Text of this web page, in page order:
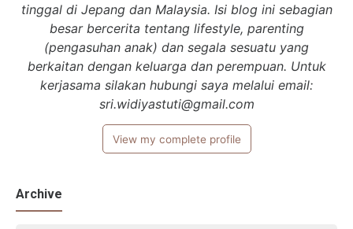
tinggal di Jepang dan Malaysia. Isi blog ini sebagian
besar bercerita tentang lifestyle, parenting
(pengasuhan anak) dan segala sesuatu yang
berkaitan dengan keluarga dan perempuan. Untuk
kerjasama silakan hubungi saya melalui email:
sri.widiyastuti@gmail.com
View my complete profile
Archive